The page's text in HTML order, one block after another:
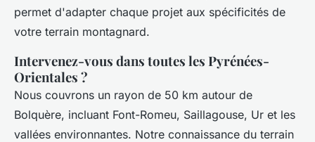
permet d'adapter chaque projet aux spécificités de
votre terrain montagnard.
Intervenez-vous dans toutes les Pyrénées-
Orientales ?
Nous couvrons un rayon de 50 km autour de
Bolquère, incluant Font-Romeu, Saillagouse, Ur et les
vallées environnantes. Notre connaissance du terrain